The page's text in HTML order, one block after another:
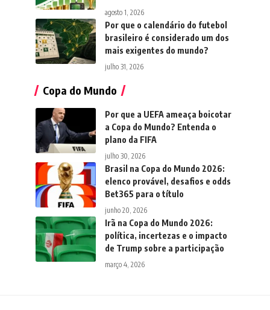
agosto 1, 2026
Por que o calendário do futebol
brasileiro é considerado um dos
mais exigentes do mundo?
julho 31, 2026
Copa do Mundo
Por que a UEFA ameaça boicotar
a Copa do Mundo? Entenda o
plano da FIFA
julho 30, 2026
Brasil na Copa do Mundo 2026:
elenco provável, desafios e odds
Bet365 para o título
junho 20, 2026
Irã na Copa do Mundo 2026:
política, incertezas e o impacto
de Trump sobre a participação
março 4, 2026